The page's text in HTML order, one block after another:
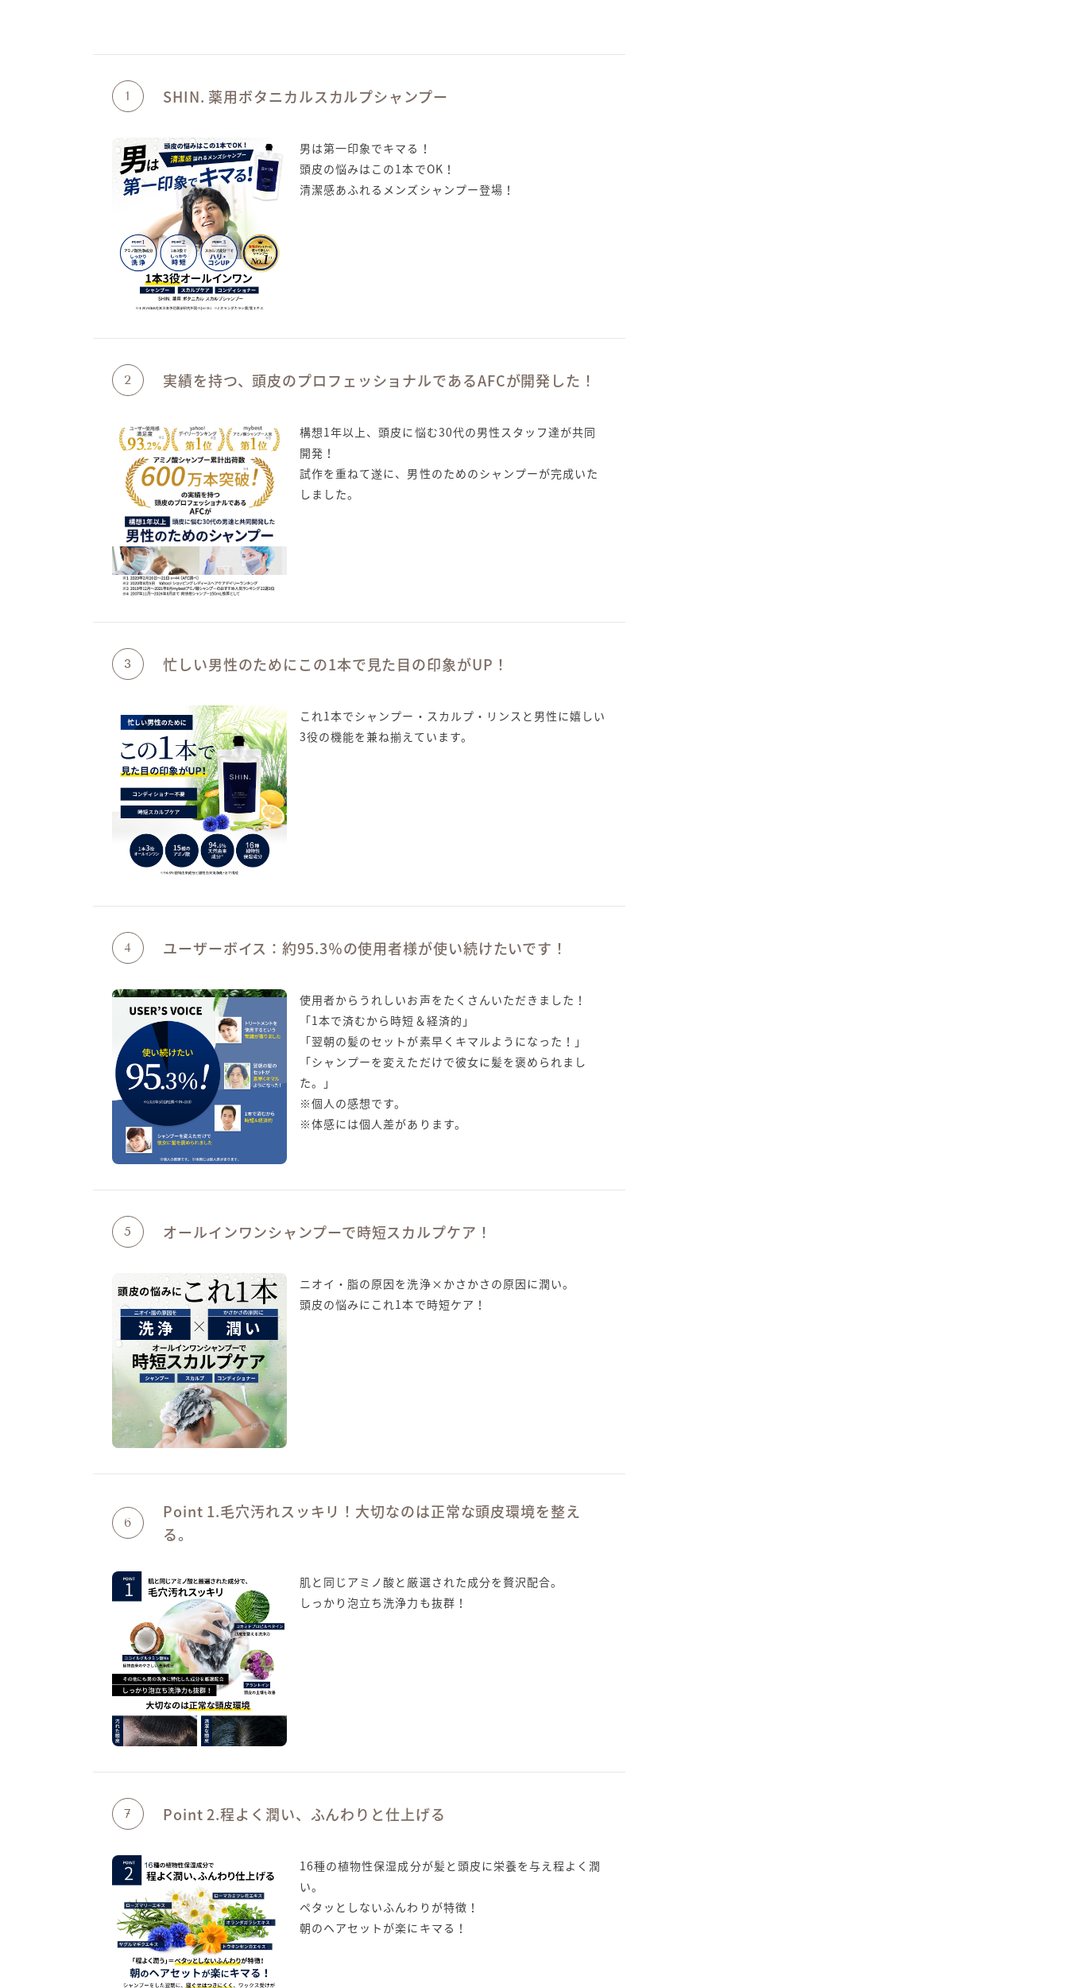
1 SHIN. 薬用ボタニカルスカルプシャンプー
男は第一印象でキマる！
頭皮の悩みはこの1本でOK！
清潔感あふれるメンズシャンプー登場！
2 実績を持つ、頭皮のプロフェッショナルであるAFCが開発した！
構想1年以上、頭皮に悩む30代の男性スタッフ達が共同
開発！
試作を重ねて遂に、男性のためのシャンプーが完成いた
しました。
3 忙しい男性のためにこの1本で見た目の印象がUP！
これ1本でシャンプー・スカルプ・リンスと男性に嬉しい
3役の機能を兼ね揃えています。
4 ユーザーボイス：約95.3％の使用者様が使い続けたいです！
使用者からうれしいお声をたくさんいただきました！
「1本で済むから時短＆経済的」
「翌朝の髪のセットが素早くキマルようになった！」
「シャンプーを変えただけで彼女に髪を褒められまし
た。」
※個人の感想です。
※体感には個人差があります。
5 オールインワンシャンプーで時短スカルプケア！
ニオイ・脂の原因を洗浄×かさかさの原因に潤い。
頭皮の悩みにこれ1本で時短ケア！
6
Point 1.毛穴汚れスッキリ！大切なのは正常な頭皮環境を整え
る。
肌と同じアミノ酸と厳選された成分を贅沢配合。
しっかり泡立ち洗浄力も抜群！
7 Point 2.程よく潤い、ふんわりと仕上げる
16種の植物性保湿成分が髪と頭皮に栄養を与え程よく潤
い。
ペタッとしないふんわりが特徴！
朝のヘアセットが楽にキマる！